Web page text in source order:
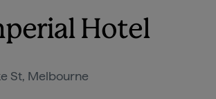
Hotel
St, Melbourne